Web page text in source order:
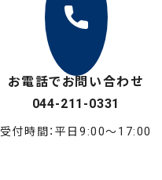
お電話でお問い合わせ
044-211-0331
受付時間：平日9:00〜17:00